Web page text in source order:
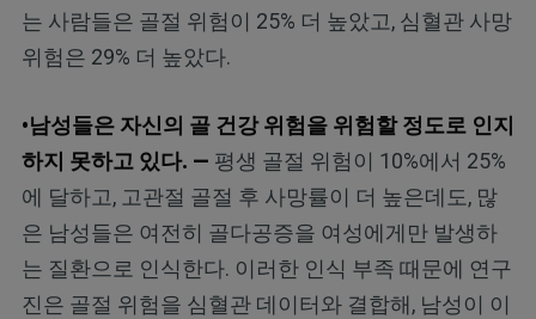
는 사람들은 골절 위험이 25% 더 높았고, 심혈관 사망
위험은 29% 더 높았다.
•남성들은 자신의 골 건강 위험을 위험할 정도로 인지
하지 못하고 있다. — 평생 골절 위험이 10%에서 25%
에 달하고, 고관절 골절 후 사망률이 더 높은데도, 많
은 남성들은 여전히 골다공증을 여성에게만 발생하
는 질환으로 인식한다. 이러한 인식 부족 때문에 연구
진은 골절 위험을 심혈관 데이터와 결합해, 남성이 이